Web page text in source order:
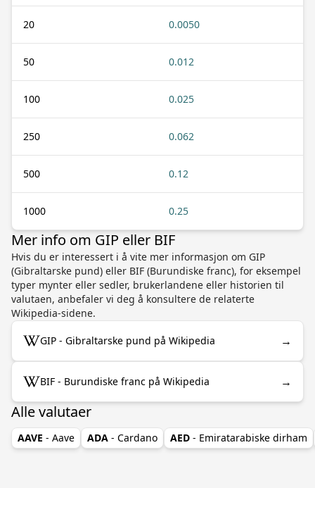
20 0.0050
50 0.012
100 0.025
250 0.062
500 0.12
1000 0.25
Mer info om GIP eller BIF
Hvis du er interessert i å vite mer informasjon om GIP
(Gibraltarske pund) eller BIF (Burundiske franc), for eksempel
typer mynter eller sedler, brukerlandene eller historien til
valutaen, anbefaler vi deg å konsultere de relaterte
Wikipedia-sidene.
GIP - Gibraltarske pund på Wikipedia →
BIF - Burundiske franc på Wikipedia →
Alle valutaer
AAVE - Aave ADA - Cardano AED - Emiratarabiske dirham